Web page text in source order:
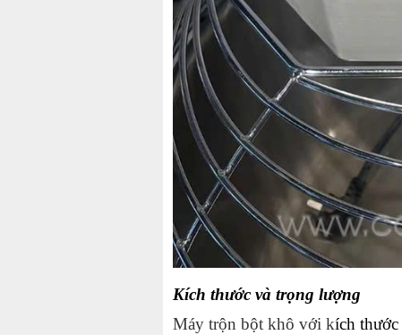
Kích thước và trọng lượng
Máy trộn bột khô với kích thước